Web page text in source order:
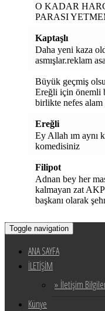
O KADAR
PARASI
Kaptaşlı
Daha yeni kaza
asmışlar.reklam
Büyük geçmiş
Ereğli için önemli
birlikte nefes alam
Ereğli
Ey Allah ım aynı
komedisiniz
Filipot
Adnan bey her
kalmayan zat
başkanı olarak
Toggle navigation
ANA SAYFA
İLETİŞİM
» İletişim
Künye